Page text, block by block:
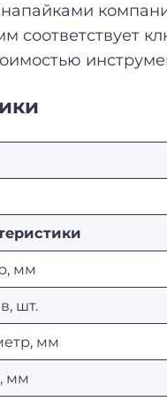
соответствует
мм
шт.
мм
мм